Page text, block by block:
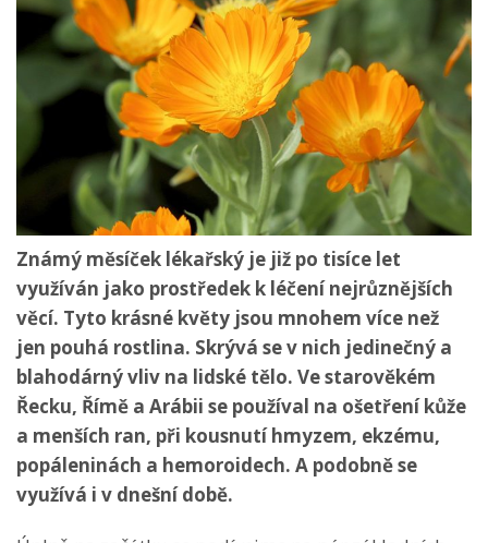
Známý měsíček lékařský je již po tisíce let
využíván jako prostředek k léčení nejrůznějších
věcí. Tyto krásné květy jsou mnohem více než
jen pouhá rostlina. Skrývá se v nich jedinečný a
blahodárný vliv na lidské tělo. Ve starověkém
Řecku, Římě a Arábii se používal na ošetření kůže
a menších ran, při kousnutí hmyzem, ekzému,
popáleninách a hemoroidech. A podobně se
využívá i v dnešní době.